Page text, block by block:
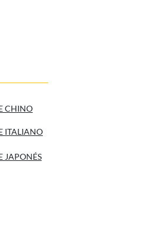
CHINO
ITALIANO
JAPONÉS